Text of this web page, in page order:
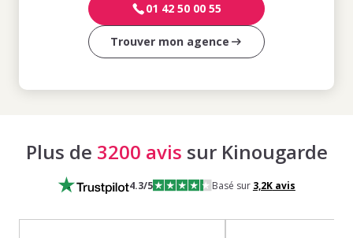
01 42 50 00 55
Trouver mon agence
Plus de 3200 avis sur Kinougarde
4.3/5 Basé sur 3,2Kavis